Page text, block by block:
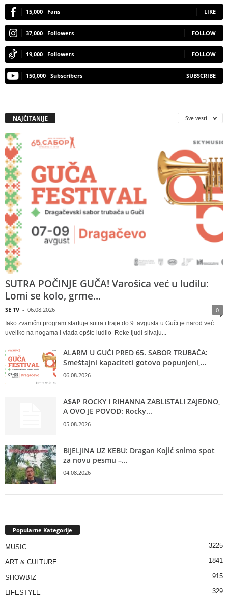
15,000 Fans LIKE
37,000 Followers FOLLOW
19,000 Followers FOLLOW
150,000 Subscribers SUBSCRIBE
NAJČITANIJE Sve vesti
SUTRA POČINJE GUČA! Varošica već u ludilu:
Lomi se kolo, grme...
SE TV - 06.08.2026 0
Iako zvanični program startuje sutra i traje do 9. avgusta u Guči je narod već
uveliko na nogama i vlada opšte ludilo Reke ljudi slivaju...
ALARM U GUČI PRED 65. SABOR TRUBAČA:
Smeštajni kapaciteti gotovo popunjeni,...
06.08.2026
A$AP ROCKY I RIHANNA ZABLISTALI ZAJEDNO,
A OVO JE POVOD: Rocky...
05.08.2026
BIJELJINA UZ KEBU: Dragan Kojić snimo spot
za novu pesmu –...
04.08.2026
Popularne Kategorije
MUSIC 3225
ART & CULTURE 1841
SHOWBIZ 915
LIFESTYLE 329